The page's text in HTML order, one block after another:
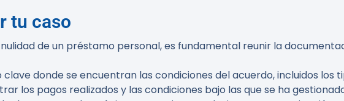
tu caso
de un préstamo personal, es fundamental reunir la
clave donde se encuentran las condiciones del acuerdo, incluidos los
los pagos realizados y las condiciones bajo las que se ha